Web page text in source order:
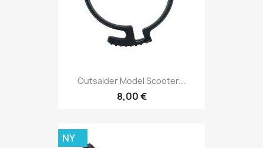
Outsaider Model Scooter...
8,00 €
NY